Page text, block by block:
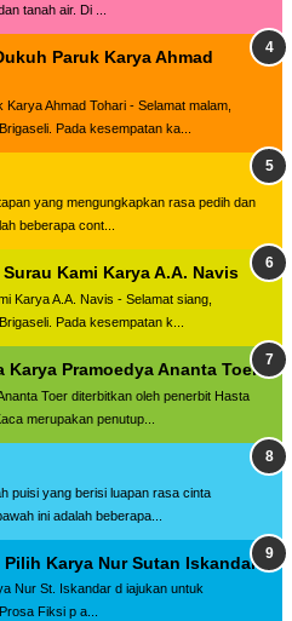
tanah air. Di ...
Paruk Karya Ahmad
Ahmad Tohari - Selamat malam,
Pada kesempatan ka...
yang mengungkapkan rasa pedih dan
beberapa cont...
Kami Karya A.A. Navis
Karya A.A. Navis - Selamat siang,
Pada kesempatan k...
Pramoedya Ananta Toer
Toer diterbitkan oleh penerbit Hasta
merupakan penutup...
puisi yang berisi luapan rasa cinta
ini adalah beberapa...
Karya Nur Sutan Iskandar
Nur St. Iskandar d iajukan untuk
Fiksi p a...